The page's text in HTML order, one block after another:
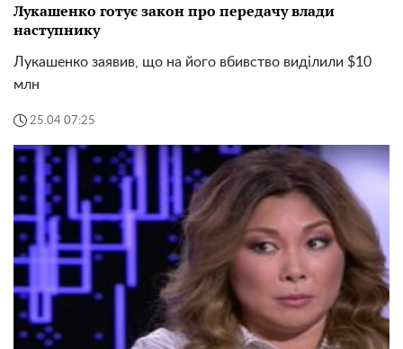
Лукашенко готує закон про передачу влади
наступнику
Лукашенко заявив, що на його вбивство виділили $10
млн
25.04 07:25